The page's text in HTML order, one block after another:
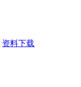
资料下载